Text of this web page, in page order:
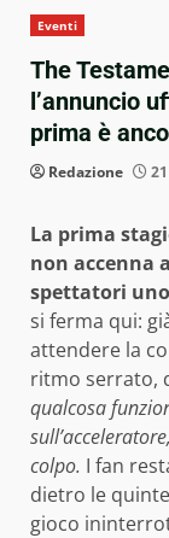
Eventi
The
l’annuncio
prima è
Redazione
La prima
non accenna
spettatori
si ferma qui:
attendere la
ritmo serrato,
qualcosa
colpo. I fan
dietro le
gioco